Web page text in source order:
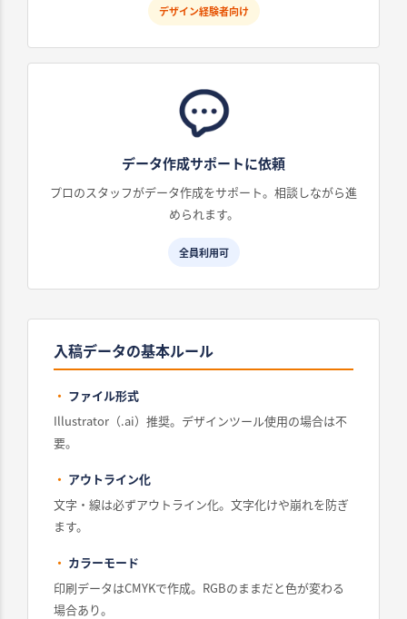
デザイン経験者向け
データ作成サポートに依頼
プロのスタッフがデータ作成をサポート。相談しながら進
められます。
全員利用可
入稿データの基本ルール
・ ファイル形式
Illustrator（.ai）推奨。デザインツール使用の場合は不
要。
・ ️ アウトライン化
文字・線は必ずアウトライン化。文字化けや崩れを防ぎ
ます。
・ カラーモード
印刷データはCMYKで作成。RGBのままだと色が変わる
場合あり。